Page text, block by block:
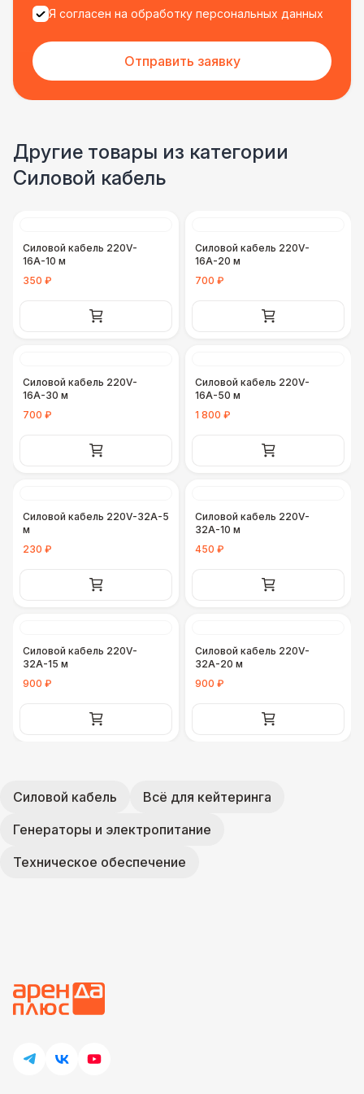
Я согласен на обработку персональных данных
Отправить заявку
Другие товары из категории
Силовой кабель
Силовой кабель 220V-
16А-10 м
350 ₽
Силовой кабель 220V-
16А-20 м
700 ₽
Силовой кабель 220V-
16А-30 м
700 ₽
Силовой кабель 220V-
16А-50 м
1 800 ₽
Силовой кабель 220V-32А-5
м
230 ₽
Силовой кабель 220V-
32А-10 м
450 ₽
Силовой кабель 220V-
32А-15 м
900 ₽
Силовой кабель 220V-
32А-20 м
900 ₽
Силовой кабель
Всё для кейтеринга
Генераторы и электропитание
Техническое обеспечение